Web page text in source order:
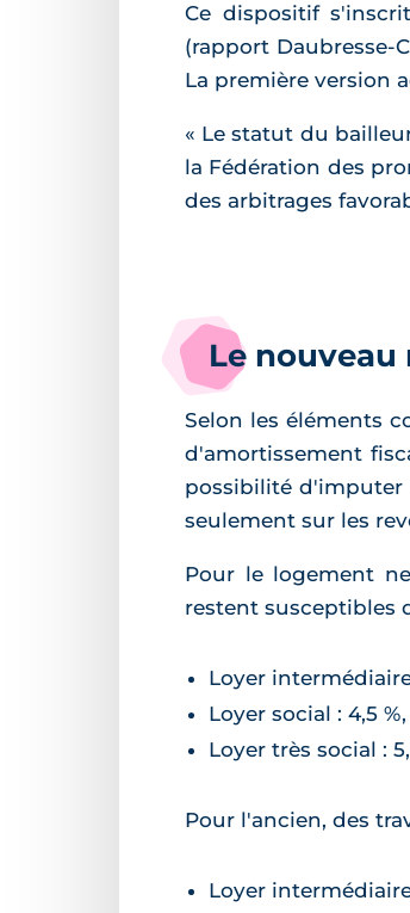
Ce dispositif
(rapport Daubresse-
La première version
« Le statut du
la Fédération des
des arbitrages
Le
Selon les éléments
d'amortissement
possibilité d'imputer
seulement sur les
Pour le logement
restent susceptibles
Loyer
Loyer social : 4,5
Loyer très social :
Pour l'ancien, des
Loyer